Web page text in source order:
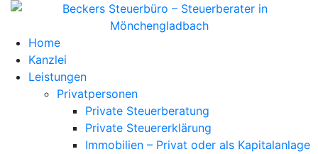
Home
Kanzlei
Leistungen
Privatpersonen
Private Steuerberatung
Private Steuererklärung
Immobilien – Privat oder als Kapitalanlage